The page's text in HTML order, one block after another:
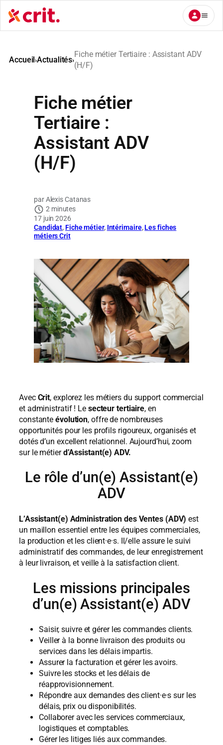
Aller
au
contenu
Accueil›Actualités›
Fiche métier Tertiaire : Assistant ADV
(H/F)
Fiche métier
Tertiaire :
Assistant ADV
(H/F)
Alexis Catanas
2 minutes
17 juin 2026
Candidat, Fiche métier, Intérimaire, Les fiches
métiers Crit
Avec Crit, explorez les métiers du support commercial
et administratif ! Le secteur tertiaire, en
constanteévolution, offre de nombreuses
opportunités pour les profils rigoureux, organisés et
dotés d’un excellent relationnel. Aujourd’hui, zoom
sur le métierd’Assistant(e) ADV.
Le rôle d’un(e) Assistant(e)
ADV
L’Assistant(e) Administration des Ventes (ADV) est
un maillon essentiel entre les équipes commerciales,
la production et les client·e·s. Il/elle assure le suivi
administratif des commandes, de leur enregistrement
à leur livraison, et veille à la satisfaction client.
Les missions principales
d’un(e) Assistant(e) ADV
Saisir, suivre et gérer les commandes clients.
Veiller à la bonne livraison des produits ou
services dans les délais impartis.
Assurer la facturation et gérer les avoirs.
Suivre les stocks et les délais de
réapprovisionnement.
Répondre aux demandes des client·e·s sur les
délais, prix ou disponibilités.
Collaborer avec les services commerciaux,
logistiques et comptables.
Gérer les litiges liés aux commandes.